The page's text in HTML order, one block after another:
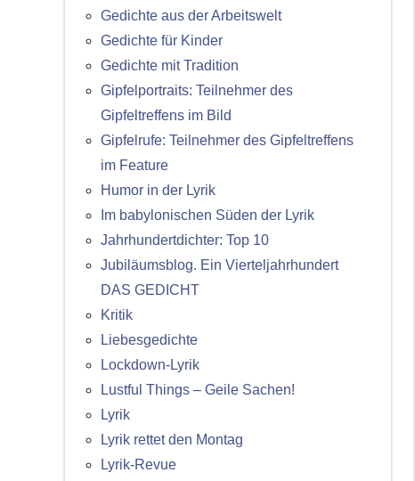
Gedichte aus der Arbeitswelt
Gedichte für Kinder
Gedichte mit Tradition
Gipfelportraits: Teilnehmer des
Gipfeltreffens im Bild
Gipfelrufe: Teilnehmer des Gipfeltreffens
im Feature
Humor in der Lyrik
Im babylonischen Süden der Lyrik
Jahrhundertdichter: Top 10
Jubiläumsblog. Ein Vierteljahrhundert
DAS GEDICHT
Kritik
Liebesgedichte
Lockdown-Lyrik
Lustful Things – Geile Sachen!
Lyrik
Lyrik rettet den Montag
Lyrik-Revue